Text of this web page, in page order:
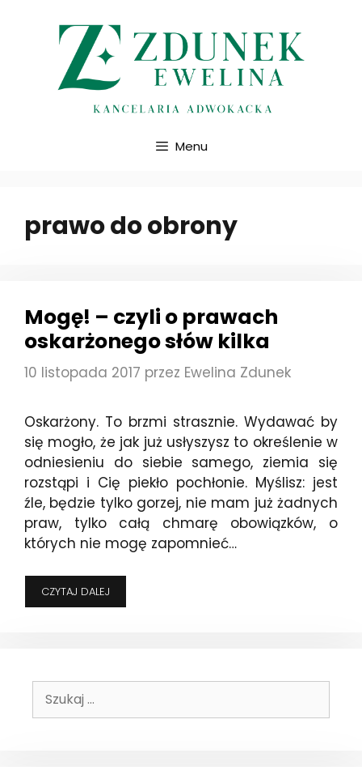
Menu
prawo do obrony
Mogę! – czyli o prawach
oskarżonego słów kilka
10 listopada 2017 przez Ewelina Zdunek
Oskarżony. To brzmi strasznie. Wydawać by
się mogło, że jak już usłyszysz to określenie w
odniesieniu do siebie samego, ziemia się
rozstąpi i Cię piekło pochłonie. Myślisz: jest
źle, będzie tylko gorzej, nie mam już żadnych
praw, tylko całą chmarę obowiązków, o
których nie mogę zapomnieć…
CZYTAJ DALEJ
–
SŁÓW
Szukaj: